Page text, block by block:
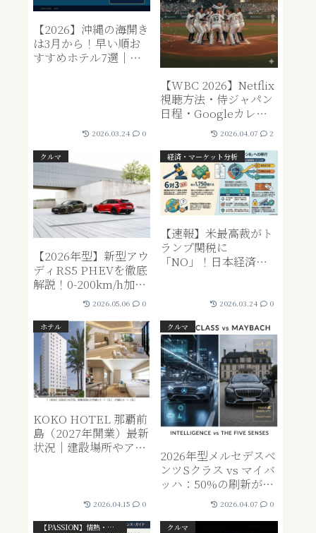
【2026】沖縄の海開き
は3月から！早い順お
すすめホテル7選｜気
2026.03.24 0
【WBC 2026】Netflix
視聴方法・侍ジャパン
日程・Googleカレン
ダー登録リンクまとめ
2026.04.07 2
クルマ
【2026年型】新型アウ
ディRS5 PHEVを徹底
解説！0-200km/h加速
やアバントのスペック
2026.05.06 0
経済・マーケット分析
【速報】米最高裁がト
ランプ関税に
「NO」！日本経済と
2026.03.24 0
ホテル
KOKO HOTEL 那覇前
島（2027年開業）最新
状況｜建設場所やアク
2026.04.15 0
クルマ
2026年型メルセデスベ
ンツSクラス vs マイバ
ッハ：50%の刷新が示
す「知性」と「五感」
の絶対的序列
2026.04.07 0
【PASSION】情熱・ライフスタイル系 クルマ